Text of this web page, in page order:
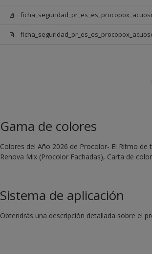
Gama de colores
Colores del Año 2026 de Procolor- El Ritmo
Renova Mix (Procolor Fachadas), Carta de
Sistema de aplicación
Obtendrás una descripción detallada sobre el